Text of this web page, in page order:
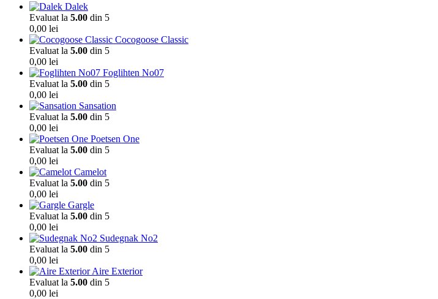
Dalek
Evaluat la 5.00 din 5
0,00 lei
Cocogoose Classic
Evaluat la 5.00 din 5
0,00 lei
Foglihten No07
Evaluat la 5.00 din 5
0,00 lei
Sansation
Evaluat la 5.00 din 5
0,00 lei
Poetsen One
Evaluat la 5.00 din 5
0,00 lei
Camelot
Evaluat la 5.00 din 5
0,00 lei
Gargle
Evaluat la 5.00 din 5
0,00 lei
Sudegnak No2
Evaluat la 5.00 din 5
0,00 lei
Aire Exterior
Evaluat la 5.00 din 5
0,00 lei